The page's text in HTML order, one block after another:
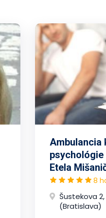
Ambulancia
psychológie
Etela
8
Šustekova
(Bratislava)